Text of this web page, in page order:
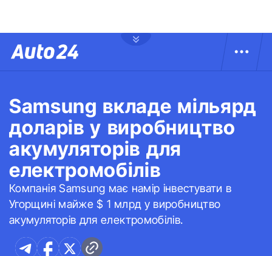
Samsung вкладе мільярд
доларів у виробництво
акумуляторів для
електромобілів
Компанія Samsung має намір інвестувати в
Угорщині майже $ 1 млрд у виробництво
акумуляторів для електромобілів.